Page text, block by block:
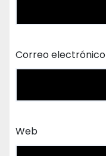
Correo electrónico
Web